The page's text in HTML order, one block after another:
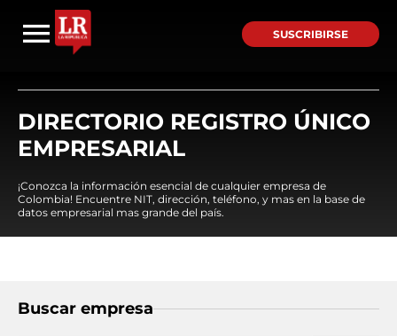
SUSCRIBIRSE
DIRECTORIO REGISTRO ÚNICO
EMPRESARIAL
¡Conozca la información esencial de cualquier empresa de
Colombia! Encuentre NIT, dirección, teléfono, y mas en la base de
datos empresarial mas grande del país.
Buscar empresa